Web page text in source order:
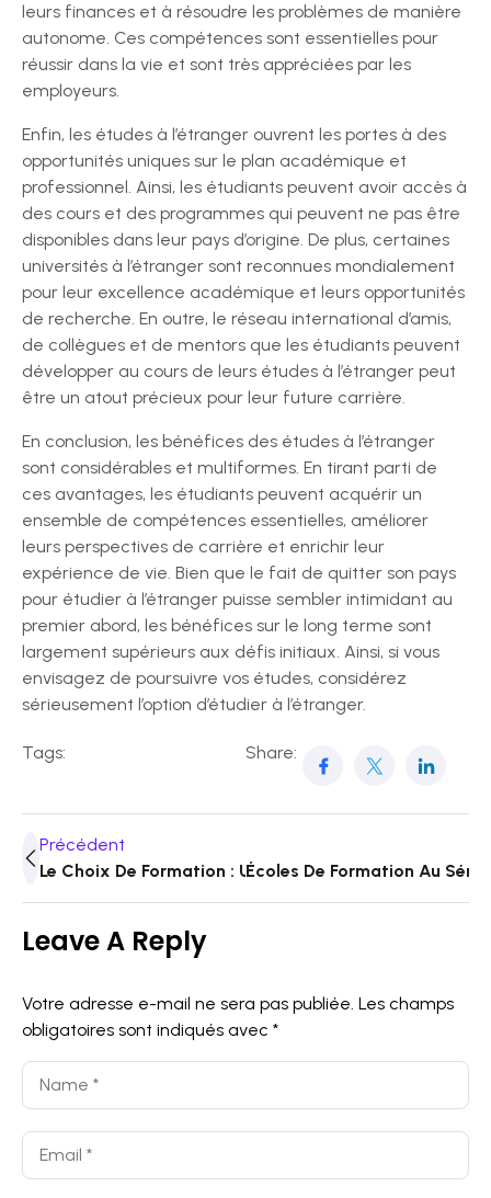
leurs finances et à résoudre les problèmes de manière
autonome. Ces compétences sont essentielles pour
réussir dans la vie et sont très appréciées par les
employeurs.
Enfin, les études à l’étranger ouvrent les portes à des
opportunités uniques sur le plan académique et
professionnel. Ainsi, les étudiants peuvent avoir accès à
des cours et des programmes qui peuvent ne pas être
disponibles dans leur pays d’origine. De plus, certaines
universités à l’étranger sont reconnues mondialement
pour leur excellence académique et leurs opportunités
de recherche. En outre, le réseau international d’amis,
de collègues et de mentors que les étudiants peuvent
développer au cours de leurs études à l’étranger peut
être un atout précieux pour leur future carrière.
En conclusion, les bénéfices des études à l’étranger
sont considérables et multiformes. En tirant parti de
ces avantages, les étudiants peuvent acquérir un
ensemble de compétences essentielles, améliorer
leurs perspectives de carrière et enrichir leur
expérience de vie. Bien que le fait de quitter son pays
pour étudier à l’étranger puisse sembler intimidant au
premier abord, les bénéfices sur le long terme sont
largement supérieurs aux défis initiaux. Ainsi, si vous
envisagez de poursuivre vos études, considérez
sérieusement l’option d’étudier à l’étranger.
Tags: Share:
Précédent
Le Choix De Formation : Un Élément Décisif Pour
Écoles De Formation Au
Leave A Reply
Votre adresse e-mail ne sera pas publiée. Les champs
obligatoires sont indiqués avec *